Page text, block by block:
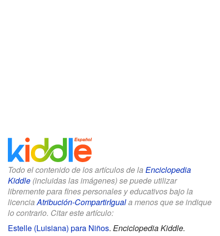
Todo el contenido de los artículos de la Enciclopedia
Kiddle (incluidas las imágenes) se puede utilizar
libremente para fines personales y educativos bajo la
licenciaAtribución-CompartirIguala menos que se indique
lo contrario. Citar este artículo:
Estelle (Luisiana) para Niños. Enciclopedia Kiddle.